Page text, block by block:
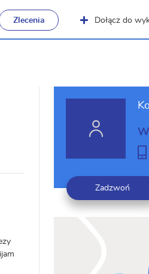
Zlecenia Dołącz do
Zadzwoń